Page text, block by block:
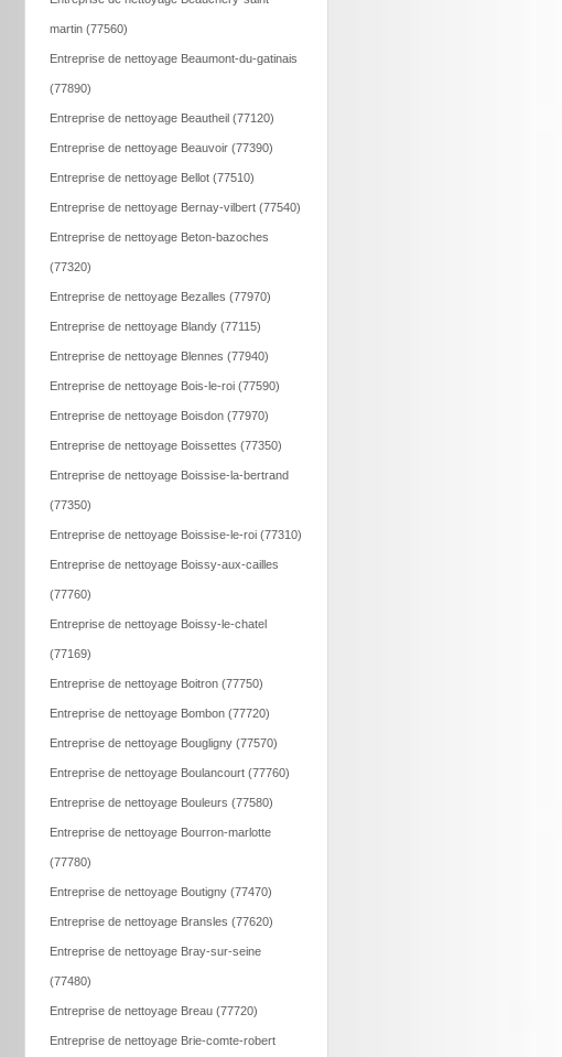
martin (77560)
Entreprise de nettoyage Beaumont-du-gatinais
(77890)
Entreprise de nettoyage Beautheil (77120)
Entreprise de nettoyage Beauvoir (77390)
Entreprise de nettoyage Bellot (77510)
Entreprise de nettoyage Bernay-vilbert (77540)
Entreprise de nettoyage Beton-bazoches
(77320)
Entreprise de nettoyage Bezalles (77970)
Entreprise de nettoyage Blandy (77115)
Entreprise de nettoyage Blennes (77940)
Entreprise de nettoyage Bois-le-roi (77590)
Entreprise de nettoyage Boisdon (77970)
Entreprise de nettoyage Boissettes (77350)
Entreprise de nettoyage Boissise-la-bertrand
(77350)
Entreprise de nettoyage Boissise-le-roi (77310)
Entreprise de nettoyage Boissy-aux-cailles
(77760)
Entreprise de nettoyage Boissy-le-chatel
(77169)
Entreprise de nettoyage Boitron (77750)
Entreprise de nettoyage Bombon (77720)
Entreprise de nettoyage Bougligny (77570)
Entreprise de nettoyage Boulancourt (77760)
Entreprise de nettoyage Bouleurs (77580)
Entreprise de nettoyage Bourron-marlotte
(77780)
Entreprise de nettoyage Boutigny (77470)
Entreprise de nettoyage Bransles (77620)
Entreprise de nettoyage Bray-sur-seine
(77480)
Entreprise de nettoyage Breau (77720)
Entreprise de nettoyage Brie-comte-robert